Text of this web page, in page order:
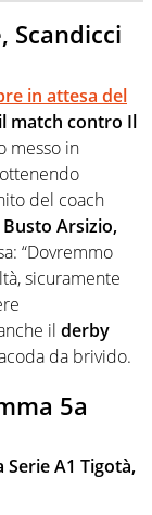
Scandicci
in attesa del
match contro Il
messo in
del coach
Arsizio,
“Dovremmo
sicuramente
il derby
da brivido.
5a
A1 Tigotà,